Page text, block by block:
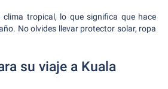
tropical, lo que significa que hace
No olvides llevar protector solar, ropa
su viaje a Kuala